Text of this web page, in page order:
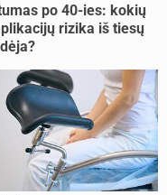
po 40-ies: kokių
rizika iš tiesų